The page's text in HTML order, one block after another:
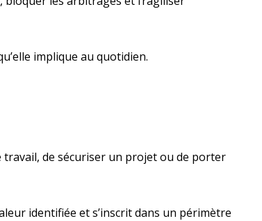
implique au quotidien.
travail, de sécuriser un projet ou de porter
identifiée et s’inscrit dans un périmètre